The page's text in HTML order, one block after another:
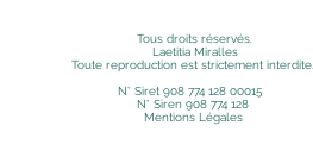
Tous droits réservés.
Laetitia Miralles
Toute reproduction est strictement interdite.
N° Siret 908 774 128 00015
N° Siren 908 774 128
Mentions Légales